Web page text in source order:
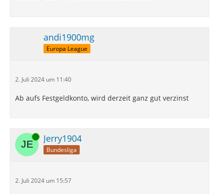
andi1900mg
Europa League
2. Juli 2024 um 11:40
Ab aufs Festgeldkonto, wird derzeit ganz gut verzinst
Online Jerry1904
Bundesliga
2. Juli 2024 um 15:57